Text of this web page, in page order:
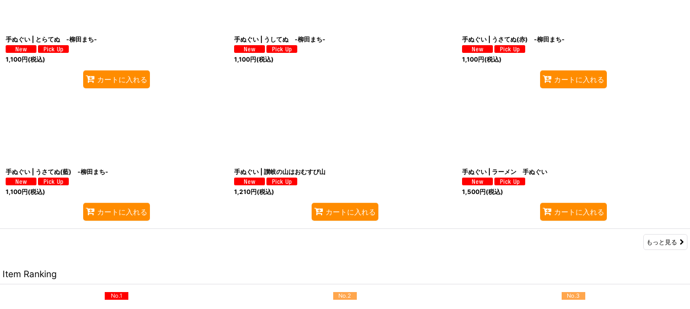
手ぬぐい | とらてぬ -柳田まち-
1,100円(税込)
カートに入れる
手ぬぐい | うしてぬ -柳田まち-
1,100円(税込)
手ぬぐい | うさてぬ(赤) -柳田まち-
1,100円(税込)
カートに入れる
手ぬぐい | うさてぬ(藍) -柳田まち-
1,100円(税込)
カートに入れる
手ぬぐい | 讃岐の山はおむすび山
1,210円(税込)
カートに入れる
手ぬぐい | ラーメン 手ぬぐい
1,500円(税込)
カートに入れる
もっと見る
Item Ranking
No.1 No.2 No.3